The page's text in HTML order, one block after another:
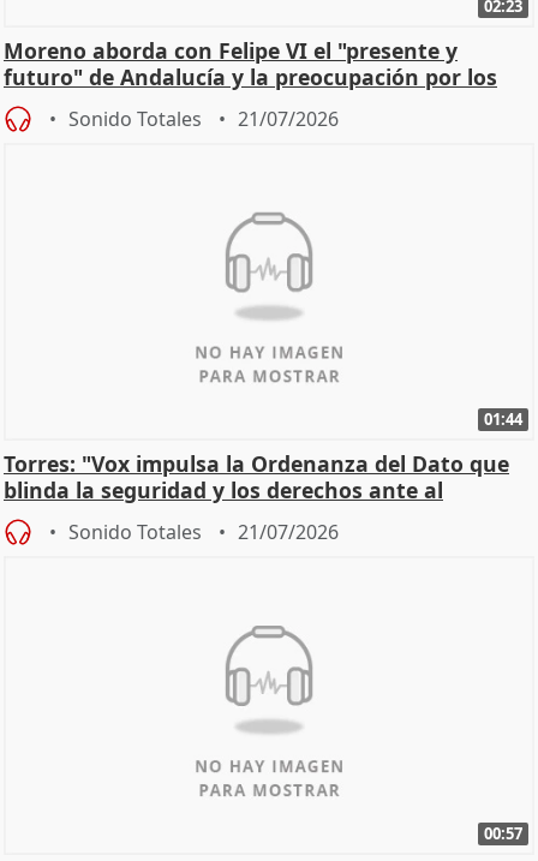
02:23
Moreno aborda con Felipe VI el "presente y
futuro" de Andalucía y la preocupación por los
incendios
Sonido Totales 21/07/2026
01:44
Torres: "Vox impulsa la Ordenanza del Dato que
blinda la seguridad y los derechos ante al
control"
Sonido Totales 21/07/2026
00:57